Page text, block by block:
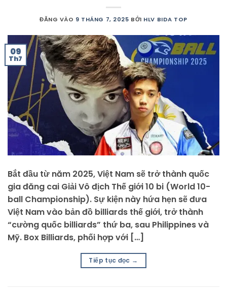
ĐĂNG VÀO 9 THÁNG 7, 2025 BỞI HLV BIDA TOP
09
Th7
Bắt đầu từ năm 2025, Việt Nam sẽ trở thành quốc
gia đăng cai Giải Vô địch Thế giới 10 bi (World 10-
ball Championship). Sự kiện này hứa hẹn sẽ đưa
Việt Nam vào bản đồ billiards thế giới, trở thành
“cường quốc billiards” thứ ba, sau Philippines và
Mỹ. Box Billiards, phối hợp với […]
Tiếp tục đọc →